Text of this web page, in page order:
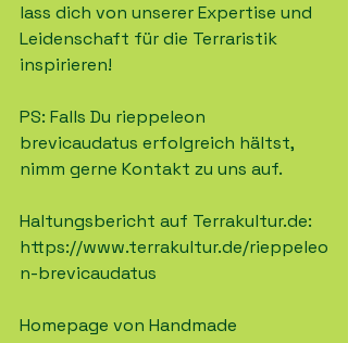
lass dich von unserer Expertise und
Leidenschaft für die Terraristik
inspirieren!
PS: Falls Du rieppeleon
brevicaudatus erfolgreich hältst,
nimm gerne Kontakt zu uns auf.
Haltungsbericht auf Terrakultur.de:
https://www.terrakultur.de/rieppeleo
n-brevicaudatus
Homepage von Handmade